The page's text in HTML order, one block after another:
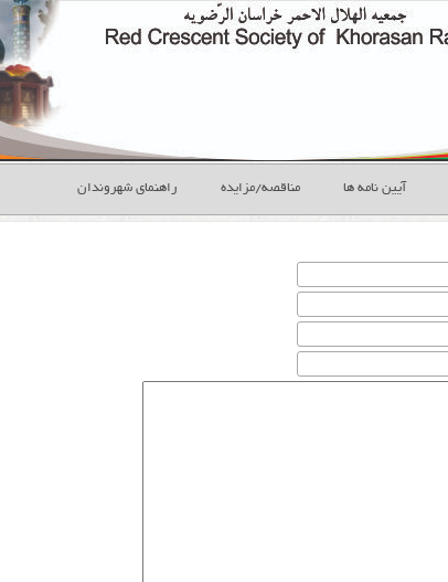
آیین نامه ها مناقصه/مزایده راهنمای شهروندان